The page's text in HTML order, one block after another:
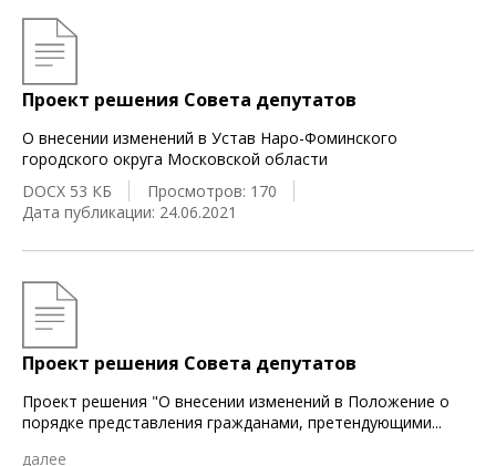
Проект решения Совета депутатов
О внесении изменений в Устав Наро-Фоминского
городского округа Московской области
DOCX 53 КБ
Просмотров: 170
Дата публикации: 24.06.2021
Проект решения Совета депутатов
Проект решения "О внесении изменений в Положение о
порядке представления гражданами, претендующими...
далее